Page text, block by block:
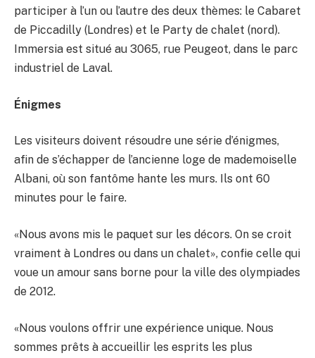
participer à l’un ou l’autre des deux thèmes: le Cabaret
de Piccadilly (Londres) et le Party de chalet (nord).
Immersia est situé au 3065, rue Peugeot, dans le parc
industriel de Laval.
Énigmes
Les visiteurs doivent résoudre une série d’énigmes,
afin de s’échapper de l’ancienne loge de mademoiselle
Albani, où son fantôme hante les murs. Ils ont 60
minutes pour le faire.
«Nous avons mis le paquet sur les décors. On se croit
vraiment à Londres ou dans un chalet», confie celle qui
voue un amour sans borne pour la ville des olympiades
de 2012.
«Nous voulons offrir une expérience unique. Nous
sommes prêts à accueillir les esprits les plus